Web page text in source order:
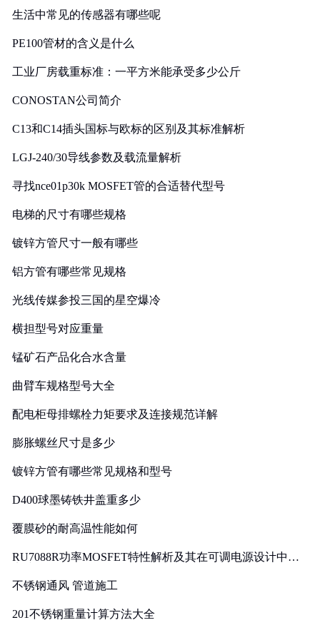
生活中常见的传感器有哪些呢
PE100管材的含义是什么
工业厂房载重标准：一平方米能承受多少公斤
CONOSTAN公司简介
C13和C14插头国标与欧标的区别及其标准解析
LGJ-240/30导线参数及载流量解析
寻找nce01p30k MOSFET管的合适替代型号
电梯的尺寸有哪些规格
镀锌方管尺寸一般有哪些
铝方管有哪些常见规格
光线传媒参投三国的星空爆冷
横担型号对应重量
锰矿石产品化合水含量
曲臂车规格型号大全
配电柜母排螺栓力矩要求及连接规范详解
膨胀螺丝尺寸是多少
镀锌方管有哪些常见规格和型号
D400球墨铸铁井盖重多少
覆膜砂的耐高温性能如何
RU7088R功率MOSFET特性解析及其在可调电源设计中的
不锈钢通风 管道施工
201不锈钢重量计算方法大全